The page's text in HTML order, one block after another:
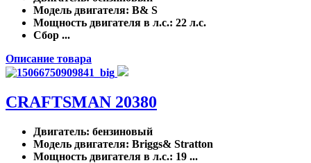
Модель двигателя: B& S
Мощность двигателя в л.с.: 22 л.с.
Сбор ...
Описание товара
CRAFTSMAN 20380
Двигатель: бензиновый
Модель двигателя: Briggs& Stratton
Мощность двигателя в л.с.: 19 ...